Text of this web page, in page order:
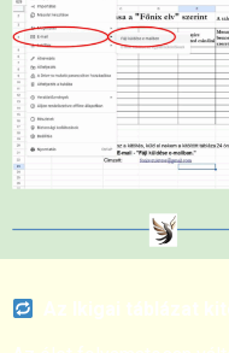
Az Ikigai táblázat